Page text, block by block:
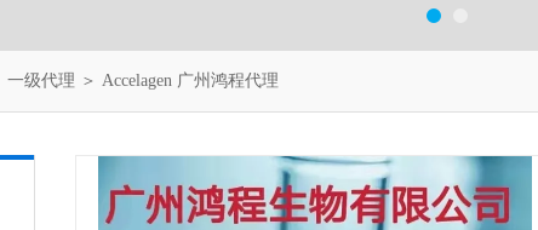
一级代理 ＞ Accelagen 广州鸿程代理